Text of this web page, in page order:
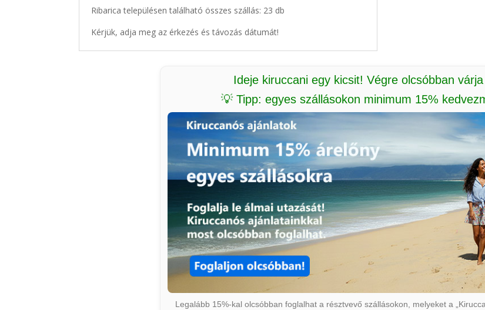
Ribarica településen található összes szállás: 23 db
Kérjük, adja meg az érkezés és távozás dátumát!
Ideje kiruccani egy kicsit! Végre olcsóbban
💡 Tipp: egyes szállásokon minimum 15%
Legalább 15%-kal olcsóbban foglalhat a résztvevő szállásokon, melyeket a